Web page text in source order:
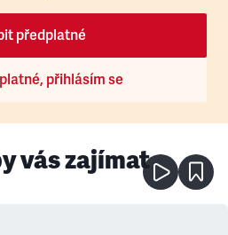
předplatné
přihlásím se
vás zajímat